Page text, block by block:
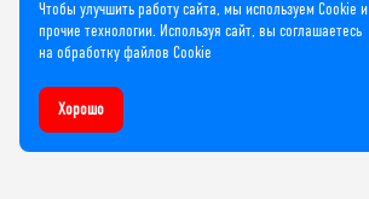
Чтобы улучшить работу сайта, мы используем Cookie и
прочие технологии. Используя сайт, вы соглашаетесь
на обработку файлов Cookie
Хорошо